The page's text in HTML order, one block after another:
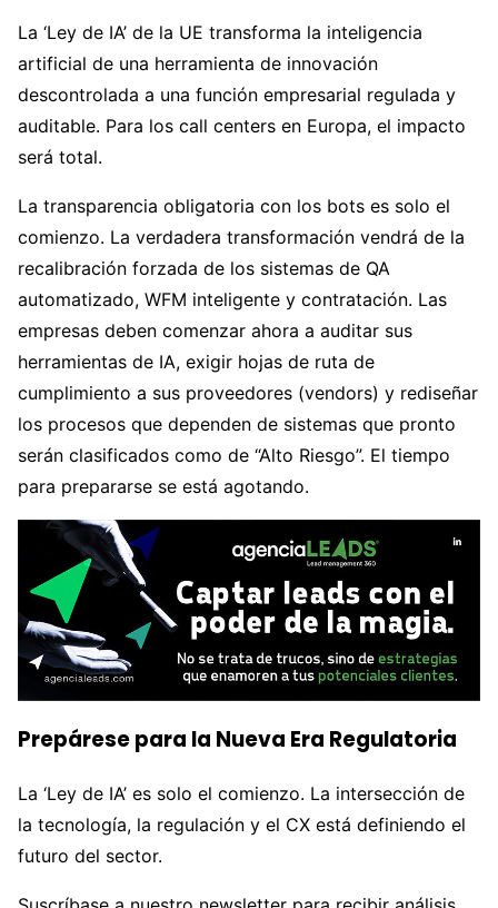
La ‘Ley de IA’ de la UE transforma la inteligencia
artificial de una herramienta de innovación
descontrolada a una función empresarial regulada y
auditable. Para los call centers en Europa, el impacto
será total.
La transparencia obligatoria con los bots es solo el
comienzo. La verdadera transformación vendrá de la
recalibración forzada de los sistemas de QA
automatizado, WFM inteligente y contratación. Las
empresas deben comenzar ahora a auditar sus
herramientas de IA, exigir hojas de ruta de
cumplimiento a sus proveedores (vendors) y rediseñar
los procesos que dependen de sistemas que pronto
serán clasificados como de “Alto Riesgo”. El tiempo
para prepararse se está agotando.
Prepárese para la Nueva Era Regulatoria
La ‘Ley de IA’ es solo el comienzo. La intersección de
la tecnología, la regulación y el CX está definiendo el
futuro del sector.